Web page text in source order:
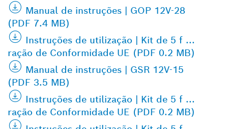
Manual de instruções | GOP 12V-28
(PDF 7.4 MB)
Instruções de utilização | Kit de 5 f ...
ração de Conformidade UE (PDF 0.2 MB)
Manual de instruções | GSR 12V-15
(PDF 3.5 MB)
Instruções de utilização | Kit de 5 f ...
ração de Conformidade UE (PDF 0.2 MB)